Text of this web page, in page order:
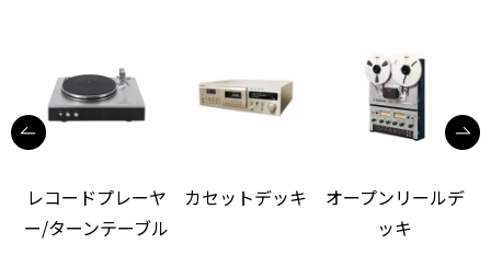
レコードプレーヤ
ー/ターンテーブル
カセットデッキ
オープンリールデ
ッキ